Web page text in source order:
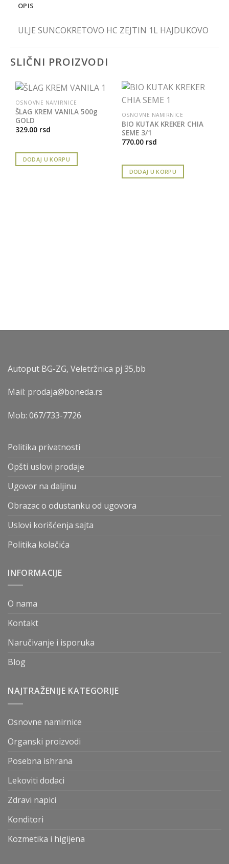
OPIS
ULJE SUNCOKRETOVO HC ZEJTIN 1L HAJDUKOVO
SLIČNI PROIZVODI
OSNOVNE NAMIRNICE
ŠLAG KREM VANILA 500g
GOLD
329.00 rsd
DODAJ U KORPU
OSNOVNE NAMIRNICE
BIO KUTAK KREKER CHIA
SEME 3/1
770.00 rsd
DODAJ U KORPU
Autoput BG-ZG, Veletržnica pj 35,bb
Mail: prodaja@boneda.rs
Mob: 067/733-7726
Politika privatnosti
Opšti uslovi prodaje
Ugovor na daljinu
Obrazac o odustanku od ugovora
Uslovi korišćenja sajta
Politika kolačića
INFORMACIJE
O nama
Kontakt
Naručivanje i isporuka
Blog
NAJTRAŽENIJE KATEGORIJE
Osnovne namirnice
Organski proizvodi
Posebna ishrana
Lekoviti dodaci
Zdravi napici
Konditori
Kozmetika i higijena